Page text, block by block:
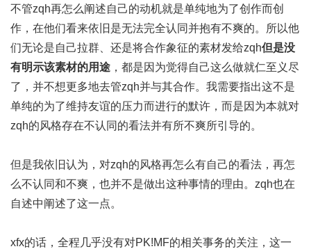
不管zqh再怎么阐述自己的动机就是单纯地为了创作而创
作，在他们看来依旧是无法完全认同并抱有不爽的。所以他
们无论是自己拉群、还是将合作象征的素材发给zqh但是没
有明示该素材的用途 ，都是因为觉得自己这么做就仁至义尽
了，并不想更多地去管zqh并与其合作。我需要指出这不是
单纯的为了维持友谊的压力而进行的默许，而是因为本就对
zqh的风格存在不认同的看法并有所不爽所引导的。
但是我依旧认为，对zqh的风格再怎么有自己的看法，再怎
么不认同和不爽，也并不是做出这种事情的理由。zqh也在
自述中阐述了这一点。
xfx的话，全程几乎没有对PK!MF的相关事务的关注，这一